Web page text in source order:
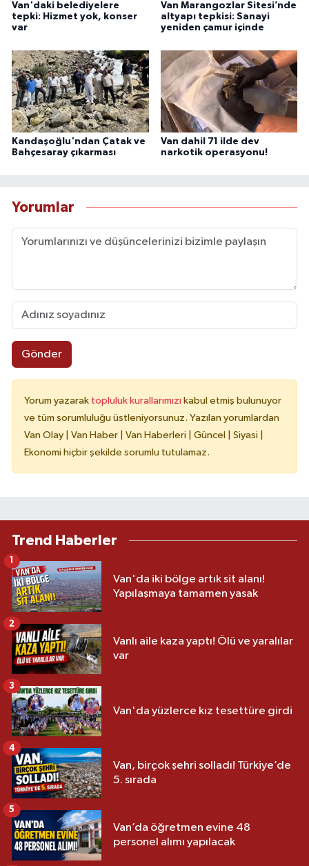
Van'daki belediyelere
tepki: Hizmet yok, konser
var
Van Marangozlar Sitesi’nde
altyapı tepkisi: Sanayi
yeniden çamur içinde
Kandaşoğlu'ndan Çatak ve
Bahçesaray çıkarması
Van dahil 71 ilde dev
narkotik operasyonu!
Yorumlar
Gönder
Yorum yazarak topluluk kurallarımızı kabul etmiş bulunuyor
ve tüm sorumluluğu üstleniyorsunuz. Yazılan yorumlardan
Van Olay | Van Haber | Van Haberleri | Güncel | Siyasi |
Ekonomi hiçbir şekilde sorumlu tutulamaz.
Trend Haberler
Van'da iki bölge artık sit alanı!
Yapılaşmaya tamamen yasak
Vanlı aile kaza yaptı! Ölü ve yaralılar
var
2
Van'da yüzlerce kız tesettüre girdi
3
Van, birçok şehri solladı! Türkiye’de
5. sırada
4
Van’da öğretmen evine 48
personel alımı yapılacak
5